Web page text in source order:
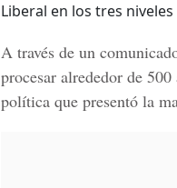
Liberal en los tres
A través de un
procesar alrededor de
política que presentó la